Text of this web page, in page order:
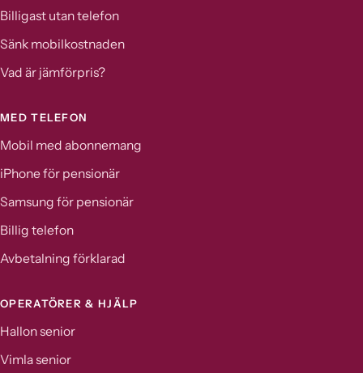
Billigast utan telefon
Sänk mobilkostnaden
Vad är jämförpris?
MED TELEFON
Mobil med abonnemang
iPhone för pensionär
Samsung för pensionär
Billig telefon
Avbetalning förklarad
OPERATÖRER & HJÄLP
Hallon senior
Vimla senior